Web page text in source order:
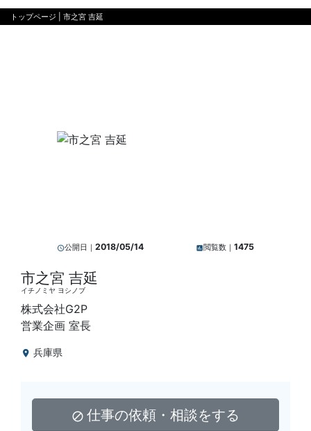
トップページ | 市之宮 吉延
query_builder公開日｜2018/05/14 insert_chart閲覧数｜ 1475
市之宮 吉延
イチノミヤ ヨシノブ
株式会社G2P
営業企画 室長
location_on 兵庫県
block 仕事の依頼・相談をする